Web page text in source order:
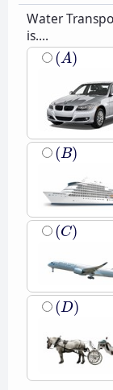
Water
is....
(A)
(A)
(B)
(B)
(C)
(C)
(D)
(D)